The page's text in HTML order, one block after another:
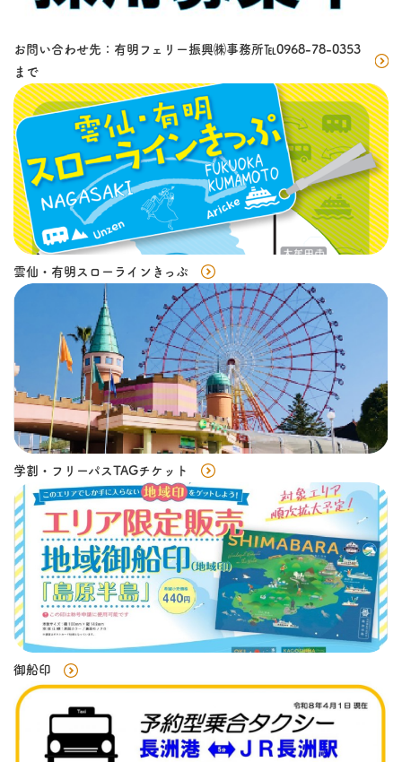
お問い合わせ先：有明フェリー振興㈱事務所℡0968-78-0353
まで
雲仙・有明スローラインきっぷ
学割・フリーパスTAGチケット
御船印